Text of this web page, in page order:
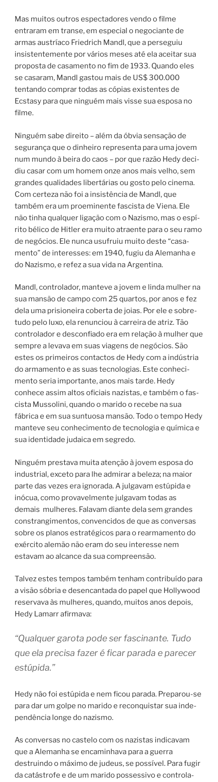
Mas muitos outros espectadores vendo o filme
entraram em transe, em especial o negociante de
armas austríaco Friedrich Mandl, que a perseguiu
insistentemente por vários meses até ela aceitar sua
proposta de casamento no fim de 1933. Quando eles
se casaram, Mandl gastou mais de US$ 300.000
tentando comprar todas as cópias existentes de
Ecstasy para que ninguém mais visse sua esposa no
filme.
Ninguém sabe direito – além da óbvia sen­sa­ção de
segu­ran­ça que o dinhei­ro repre­sen­ta para uma jovem
num mun­do à bei­ra do caos – por que razão Hedy deci­
diu casar com um homem onze anos mais velho, sem
gran­des qua­li­da­des liber­tá­ri­as ou gos­to pelo cine­ma.
Com certeza não foi a insistência de Mandl, que
também era um pro­e­mi­nen­te fas­cis­ta de Viena. Ele
não tinha qual­quer liga­ção com o Nazismo, mas o espí­
ri­to béli­co de Hitler era muito atraente para o seu ramo
de negó­cios. Ele nunca usu­fruiu mui­to des­te “casa­
men­to” de inte­res­ses: em 1940, fugiu da Alemanha e
do Nazismo, e refez a sua vida na Argentina.
Mandl, con­tro­la­dor, manteve a jovem e linda mulher na
sua mansão de campo com 25 quartos, por anos e fez
dela uma pri­si­o­nei­ra cober­ta de joi­as. Por ele e sobre­
tu­do pelo luxo, ela renun­ciou à car­rei­ra de atriz. Tão
con­tro­la­dor e des­con­fi­a­do era em rela­ção à mulher que
sempre a levava em suas via­gens de negó­ci­os. São
estes os pri­mei­ros con­tac­tos de Hedy com a indús­tria
do arma­men­to e as suas tec­no­lo­gi­as. Este conhe­ci­
men­to seria impor­tan­te, anos mais tar­de. Hedy
conhece assim altos ofi­ci­ais nazistas, e tam­bém o fas­
cis­ta Mussolini, quan­do o mari­do o rece­be na sua
fábrica e em sua sun­tu­o­sa mansão. Todo o tempo Hedy
manteve seu conhecimento de tecnologia e química e
sua identidade judaica em segredo.
Ninguém pres­tava mui­ta aten­ção à jovem espo­sa do
indus­tri­al, exce­to para lhe admi­rar a bele­za; na mai­or
par­te das vezes era igno­ra­da. A julgavam estú­pi­da e
inó­cua, como pro­va­vel­men­te jul­ga­vam todas as
demais mulhe­res. Falavam dian­te dela sem gran­des
cons­tran­gi­men­tos, con­ven­ci­dos de que as con­ver­sas
sobre os pla­nos estra­té­gi­cos para o rear­ma­men­to do
exér­ci­to ale­mão não eram do seu inte­res­se nem
estavam ao alcan­ce da sua com­pre­en­são.
Talvez estes tem­pos tam­bém tenham con­tri­buí­do para
a visão sóbria e desen­can­ta­da do papel que Hollywood
reser­vava às mulhe­res, quan­do, mui­tos anos depois,
Hedy Lamarr afir­mava:
“Qualquer garota pode ser fascinante. Tudo
que ela pre­ci­sa fazer é ficar parada e pare­cer
estú­pi­da.”
Hedy não foi estú­pi­da e nem ficou parada. Preparou-se
para dar um gol­pe no mari­do e recon­quis­tar sua inde­
pen­dên­cia longe do nazismo.
As con­ver­sas no cas­te­lo com os nazistas indicavam
que a Alemanha se enca­mi­nhava para a guer­ra
destruindo o máximo de judeus, se possível. Para fugir
da catás­tro­fe e de um mari­do pos­ses­si­vo e con­tro­la­